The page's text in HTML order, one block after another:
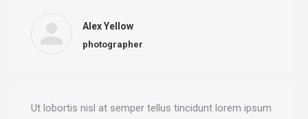
Alex Yellow
photographer
Ut lobortis nisl at semper tellus tincidunt lorem ipsum